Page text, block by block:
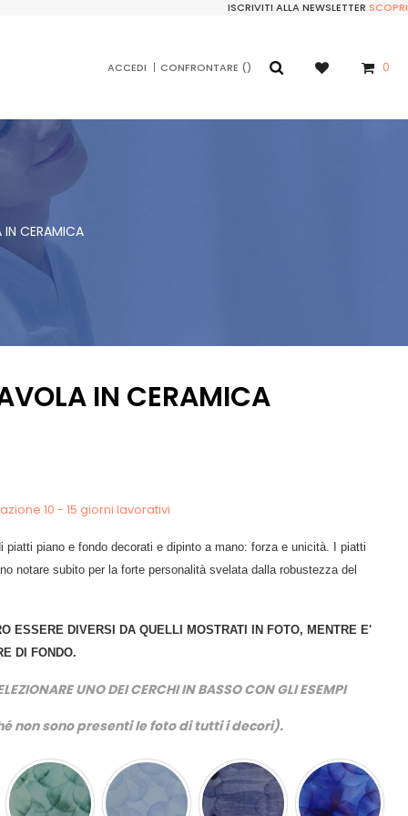
ISCRIVITI ALLA NEWSLETTER SCOPRI
ACCEDI CONFRONTARE 0
IN CERAMICA
IN CERAMICA
10 - 15 giorni lavorativi
piatti piano e fondo decorati e dipinto a mano: forza e unicità. I piatti
notare subito per la forte personalità svelata dalla robustezza del
ESSERE DIVERSI DA QUELLI MOSTRATI IN FOTO, MENTRE E'
DI FONDO.
UNO DEI CERCHI IN BASSO CON GLI ESEMPI
non sono presenti le foto di tutti i decori).